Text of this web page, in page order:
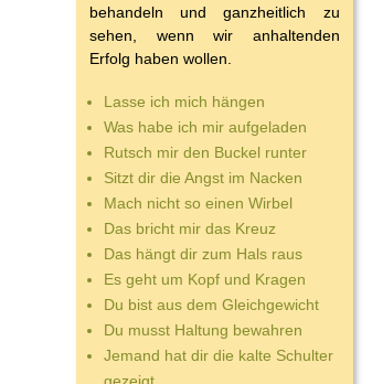
behandeln und ganzheitlich zu
sehen, wenn wir anhaltenden
Erfolg haben wollen.
Lasse ich mich hängen
Was habe ich mir aufgeladen
Rutsch mir den Buckel runter
Sitzt dir die Angst im Nacken
Mach nicht so einen Wirbel
Das bricht mir das Kreuz
Das hängt dir zum Hals raus
Es geht um Kopf und Kragen
Du bist aus dem Gleichgewicht
Du musst Haltung bewahren
Jemand hat dir die kalte Schulter